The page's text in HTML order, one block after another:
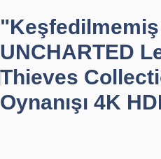
UNCHARTED
Thieves
Oynanışı 4K